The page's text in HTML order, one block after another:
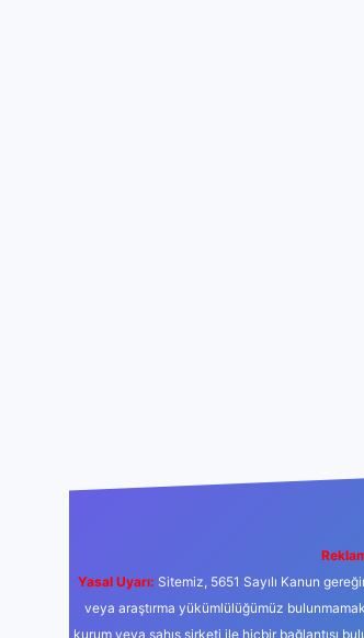
Yasal Uyarı: Sitemiz, 5651 Sayılı Kanun
veya araştırma yükümlülüğümüz
kurum veya şahıs şirketi ile hiçbir bağlantısı